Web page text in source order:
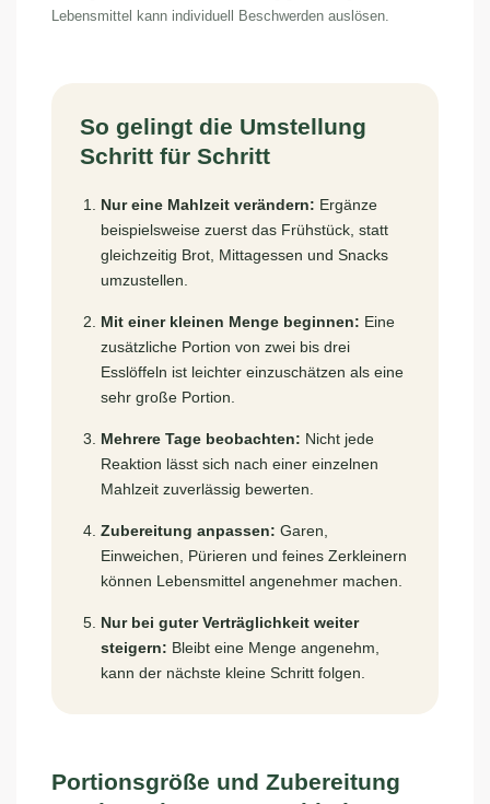
Lebensmittel kann individuell Beschwerden auslösen.
So gelingt die Umstellung
Schritt für Schritt
Nur eine Mahlzeit verändern: Ergänze
beispielsweise zuerst das Frühstück, statt
gleichzeitig Brot, Mittagessen und Snacks
umzustellen.
Mit einer kleinen Menge beginnen: Eine
zusätzliche Portion von zwei bis drei
Esslöffeln ist leichter einzuschätzen als eine
sehr große Portion.
Mehrere Tage beobachten: Nicht jede
Reaktion lässt sich nach einer einzelnen
Mahlzeit zuverlässig bewerten.
Zubereitung anpassen: Garen,
Einweichen, Pürieren und feines Zerkleinern
können Lebensmittel angenehmer machen.
Nur bei guter Verträglichkeit weiter
steigern: Bleibt eine Menge angenehm,
kann der nächste kleine Schritt folgen.
Portionsgröße und Zubereitung